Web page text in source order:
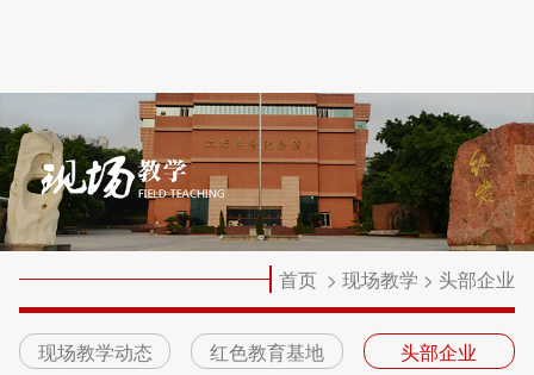
首页> 现场教学 > 头部企业
现场教学动态 红色教育基地 头部企业